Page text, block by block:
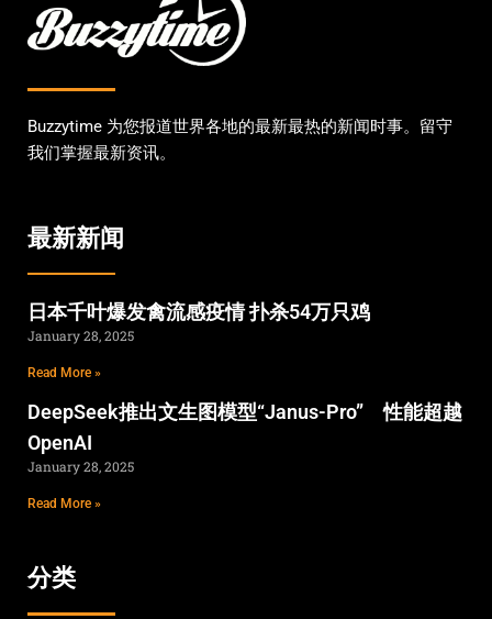
Buzzytime 为您报道世界各地的最新最热的新闻时事。留守
我们掌握最新资讯。
最新新闻
日本千叶爆发禽流感疫情 扑杀54万只鸡
January 28, 2025
Read More »
DeepSeek推出文生图模型“Janus-Pro” 性能超越
OpenAI
January 28, 2025
Read More »
分类